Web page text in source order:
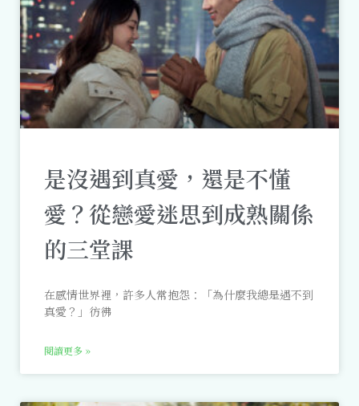
是沒遇到真愛，還是不懂
愛？從戀愛迷思到成熟關係
的三堂課
在感情世界裡，許多人常抱怨：「為什麼我總是遇不到
真愛？」彷彿
閱讀更多 »